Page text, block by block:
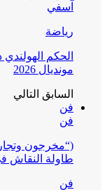
آسفي
رياضة
الحكم
مونديال 2026
السابق التالي
فن
فن
(“مخرجون
طاولة النقاش
فن